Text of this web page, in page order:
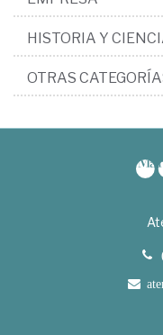
HISTORIA Y
OTRAS